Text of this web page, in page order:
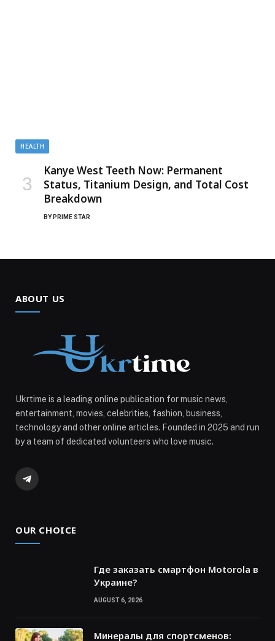
HEALTH
Kanye West Teeth Now: Permanent
Status, Titanium Design, and Total Cost
Breakdown
BY PRIME STAR
ABOUT US
Ukrtime is a leading online publication for music news,
entertainment, movies, celebrities, fashion, business,
technology and other online articles. Founded in 2025 and run
by a team of dedicated volunteers who love music.
Telegram
OUR CHOICE
Где заказать смартфон Motorola в
Украине?
AUGUST 6, 2026
Минералы для спортсменов: